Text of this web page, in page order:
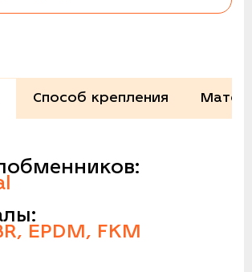
Способ крепления
EPDM, FKM